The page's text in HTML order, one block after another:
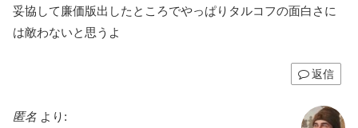
妥協して廉価版出したところでやっぱりタルコフの面白さに
は敵わないと思うよ
返信
匿名 より: